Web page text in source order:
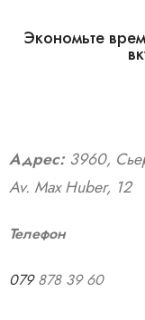
Экономьте
Адрес: 3960,
Av. Max Huber, 12
Телефон
079878 39 60